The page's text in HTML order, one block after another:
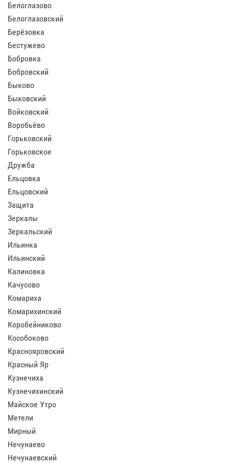
Белоглазово
Белоглазовский
Берёзовка
Бестужево
Бобровка
Бобровский
Быково
Быковский
Войковский
Воробьёво
Горьковский
Горьковское
Дружба
Ельцовка
Ельцовский
Защита
Зеркалы
Зеркальский
Ильинка
Ильинский
Калиновка
Качусово
Комариха
Комарихинский
Коробейниково
Кособоково
Краснояровский
Красный Яр
Кузнечиха
Кузнечихинский
Майское Утро
Метели
Мирный
Нечунаево
Нечунаевский